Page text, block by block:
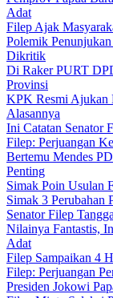
Adat
Filep Ajak
Polemik
Dikritik
Di Raker PURT
Provinsi
KPK Resmi Ajukan
Alasannya
Ini Catatan Senator
Filep: Perjuangan
Bertemu Mendes
Penting
Simak Poin Usulan
Simak 3 Perubahan
Senator Filep
Nilainya Fantastis,
Adat
Filep Sampaikan 4
Filep: Perjuangan
Presiden Jokowi